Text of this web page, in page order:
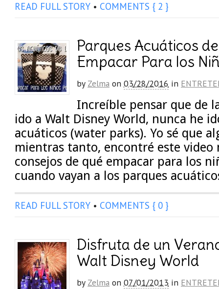
READ FULL STORY • COMMENTS { 2 }
Parques Acuáticos
Empacar Para los
by Zelma on 03/28/2016 in
Increíble pensar que de
ido a Walt Disney World, nunca he
acuáticos (water parks). Yo sé que
mientras tanto, encontré este
consejos de qué empacar para los
cuando vayan a los parques
READ FULL STORY • COMMENTS { 0 }
Disfruta de un
Walt Disney World
by Zelma on 07/01/2013 in